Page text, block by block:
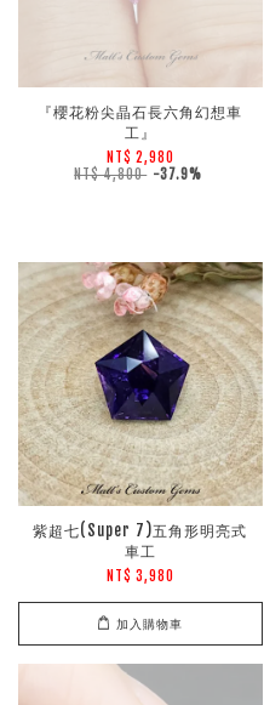
『櫻花粉尖晶石長六角幻想車
工』
NT$ 2,980
NT$ 4,800 -37.9%
紫超七(Super 7)五角形明亮式
車工
NT$ 3,980
加入購物車